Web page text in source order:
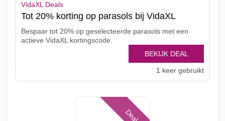
VidaXL Deals
Tot 20% korting op parasols bij VidaXL
Bespaar tot 20% op geselecteerde parasols met een
actieve VidaXL kortingscode.
BEKIJK DEAL
1 keer gebruikt
Deal